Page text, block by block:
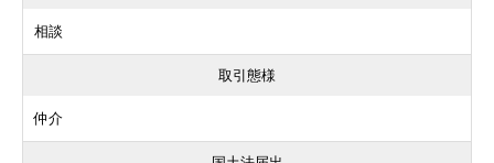
相談
取引態様
仲介